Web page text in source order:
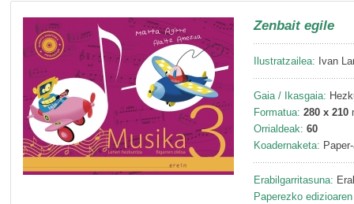
Zenbait egile
Ilustratzailea: Ivan
Gaia / Ikasgaia:
Formatua: 280 x 210
Orrialdeak: 60
Koadernaketa:
Erabilgarritasuna:
Paperezko